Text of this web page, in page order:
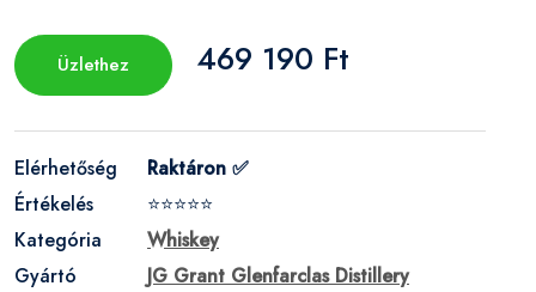
Üzlethez 469 190 Ft
Elérhetőség
Raktáron ✅
Értékelés
⭐⭐⭐⭐⭐
Kategória
Whiskey
Gyártó
JG Grant Glenfarclas Distillery